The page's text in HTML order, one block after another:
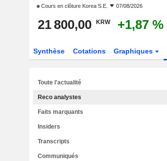
Cours en clôture Korea S.E. 07/08/2026
21 800,00 KRW +1,87 %
Synthèse Cotations Graphiques
Toute l'actualité
Reco analystes
Faits marquants
Insiders
Transcripts
Communiqués